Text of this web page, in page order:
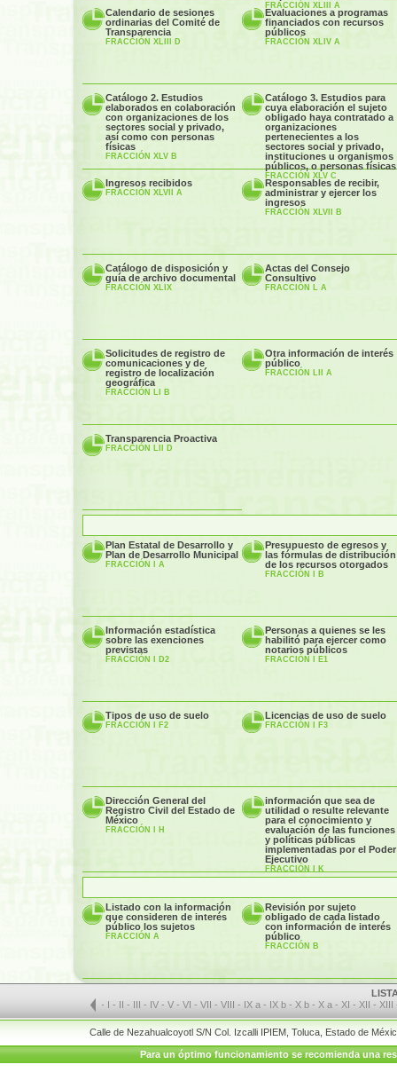
FRACCIÓN XLIII A
Calendario de sesiones
ordinarias del Comité de
Transparencia
FRACCIÓN XLIII D
Evaluaciones a programas
financiados con recursos
públicos
FRACCIÓN XLIV A
Catálogo 2. Estudios
elaborados en colaboración
con organizaciones de los
sectores social y privado,
así como con personas
físicas
FRACCIÓN XLV B
Catálogo 3. Estudios para
cuya elaboración el sujeto
obligado haya contratado a
organizaciones
pertenecientes a los
sectores social y privado,
instituciones u organismos
públicos, o personas físicas
FRACCIÓN XLV C
Ingresos recibidos
FRACCIÓN XLVII A
Responsables de recibir,
administrar y ejercer los
ingresos
FRACCIÓN XLVII B
Catálogo de disposición y
guía de archivo documental
FRACCIÓN XLIX
Actas del Consejo
Consultivo
FRACCIÓN L A
Solicitudes de registro de
comunicaciones y de
registro de localización
geográfica
FRACCIÓN LI B
Otra información de interés
público
FRACCIÓN LII A
Transparencia Proactiva
FRACCIÓN LII D
Plan Estatal de Desarrollo y
Plan de Desarrollo Municipal
FRACCIÓN I A
Presupuesto de egresos y
las fórmulas de distribución
de los recursos otorgados
FRACCIÓN I B
Información estadística
sobre las exenciones
previstas
FRACCIÓN I D2
Personas a quienes se les
habilitó para ejercer como
notarios públicos
FRACCIÓN I E1
Tipos de uso de suelo
FRACCIÓN I F2
Licencias de uso de suelo
FRACCIÓN I F3
Dirección General del
Registro Civil del Estado de
México
FRACCIÓN I H
información que sea de
utilidad o resulte relevante
para el conocimiento y
evaluación de las funciones
y políticas públicas
implementadas por el Poder
Ejecutivo
FRACCIÓN I K
Listado con la información
que consideren de interés
público los sujetos
FRACCIÓN A
Revisión por sujeto
obligado de cada listado
con información de interés
público
FRACCIÓN B
- I- II- III- IV-V-VI-VII-VIII- IX a - IX b - X b - X a - XI- XII- XIII
Calle de Nezahualcoyotl S/N Col. Izcalli IPIEM, Toluca, Estado de
Para un óptimo funcionamiento se recomienda una